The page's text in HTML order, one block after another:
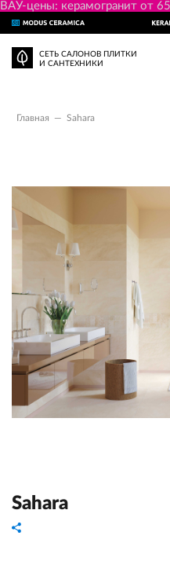
ВАУ-цены: керамогранит от
СЕТЬ САЛОНОВ ПЛИТКИ
И САНТЕХНИКИ
Главная — Sahara
Sahara